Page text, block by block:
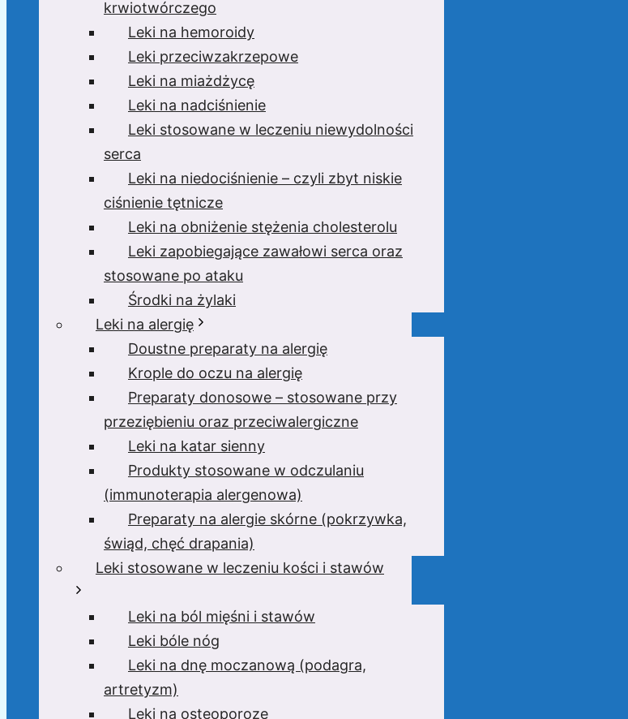
krwiotwórczego
Leki na hemoroidy
Leki przeciwzakrzepowe
Leki na miażdżycę
Leki na nadciśnienie
Leki stosowane w leczeniu niewydolności
serca
Leki na niedociśnienie – czyli zbyt niskie
ciśnienie tętnicze
Leki na obniżenie stężenia cholesterolu
Leki zapobiegające zawałowi serca oraz
stosowane po ataku
Środki na żylaki
Leki na alergię
Doustne preparaty na alergię
Krople do oczu na alergię
Preparaty donosowe – stosowane przy
przeziębieniu oraz przeciwalergiczne
Leki na katar sienny
Produkty stosowane w odczulaniu
(immunoterapia alergenowa)
Preparaty na alergie skórne (pokrzywka,
świąd, chęć drapania)
Leki stosowane w leczeniu kości i stawów
Leki na ból mięśni i stawów
Leki bóle nóg
Leki na dnę moczanową (podagra,
artretyzm)
Leki na osteoporozę